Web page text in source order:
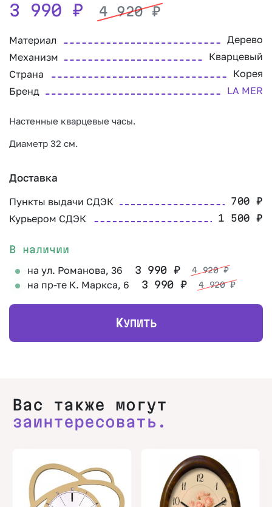
3 990 ₽ 4 920₽
Материал
Дерево
Механизм
Кварцевый
Страна
Корея
Бренд
LA MER
Настенные кварцевые часы.
Диаметр 32 см.
Доставка
Пункты выдачи СДЭК 700₽
Курьером СДЭК 1 500₽
В наличии
на ул. Романова, 36 3 990 ₽ 4 920₽
на пр-те К. Маркса, 6 3 990 ₽ 4 920₽
КУПИТЬ
Вас также могут
заинтересовать.